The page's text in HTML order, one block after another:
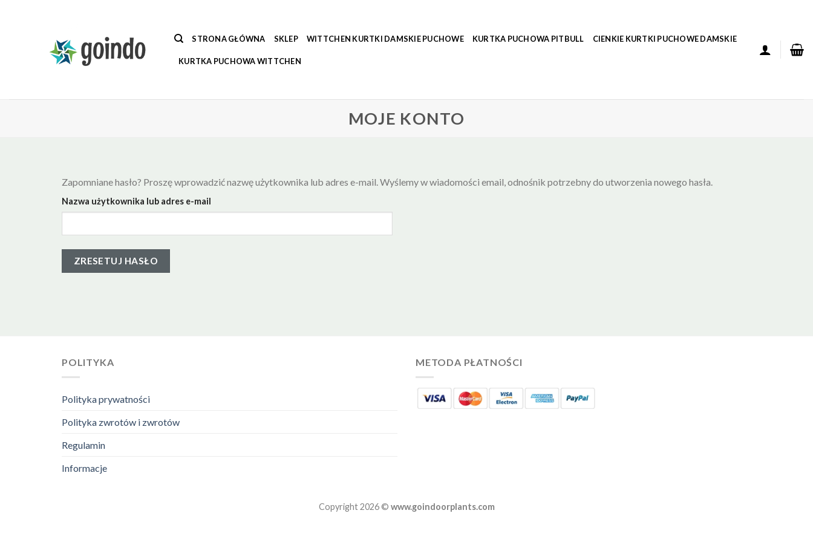
STRONA GŁÓWNA SKLEP WITTCHEN KURTKI DAMSKIE PUCHOWE KURTKA PUCHOWA PITBULL CIENKIE KURTKI PUCHOWE DAMSKIE
KURTKA PUCHOWA WITTCHEN
MOJE KONTO
Zapomniane hasło? Proszę wprowadzić nazwę użytkownika lub adres e-mail. Wyślemy w wiadomości email, odnośnik potrzebny do utworzenia nowego hasła.
Nazwa użytkownika lub adres e-mail
ZRESETUJ HASŁO
POLITYKA
Polityka prywatności
Polityka zwrotów i zwrotów
Regulamin
Informacje
METODA PŁATNOŚCI
Copyright 2026 © www.goindoorplants.com